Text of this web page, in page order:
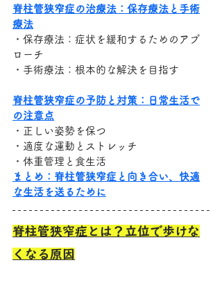
脊柱管狭窄症の治療法：保存療法と手術
療法
・保存療法：症状を緩和するためのアプ
ローチ
・手術療法：根本的な解決を目指す
脊柱管狭窄症の予防と対策：日常生活で
の注意点
・正しい姿勢を保つ
・適度な運動とストレッチ
・体重管理と食生活
まとめ：脊柱管狭窄症と向き合い、快適
な生活を送るために
脊柱管狭窄症とは？立位で歩けな
くなる原因